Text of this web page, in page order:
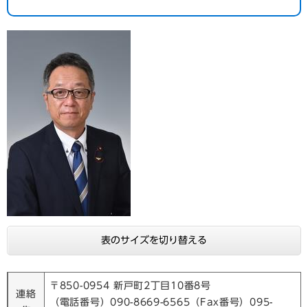
表のサイズを切り替える
連絡
〒850-0954 新戸町2丁目10番8号
（電話番号）090-8669-6565（Fax番号）095-